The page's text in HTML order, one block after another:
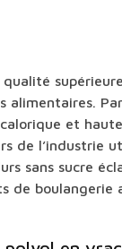
et
de l’industrie
sans sucre
de boulangerie